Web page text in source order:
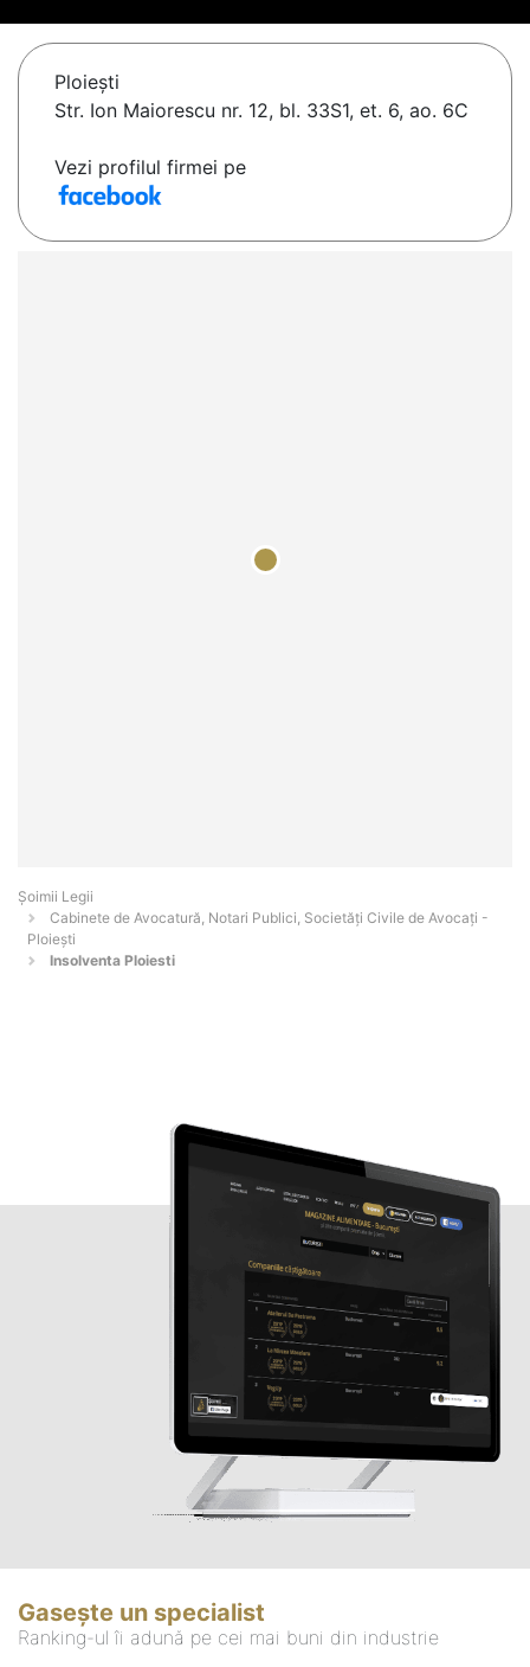
Ploieşti
Str. Ion Maiorescu nr. 12, bl. 33S1, et. 6, ao. 6C
Vezi profilul firmei pe
Șoimii Legii
Cabinete de Avocatură, Notari Publici, Societăți Civile de Avocați -
Ploieşti
Insolventa Ploiesti
Gasește un specialist
Ranking-ul îi adună pe cei mai buni din industrie